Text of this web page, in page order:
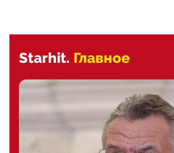
Starhit. Главное